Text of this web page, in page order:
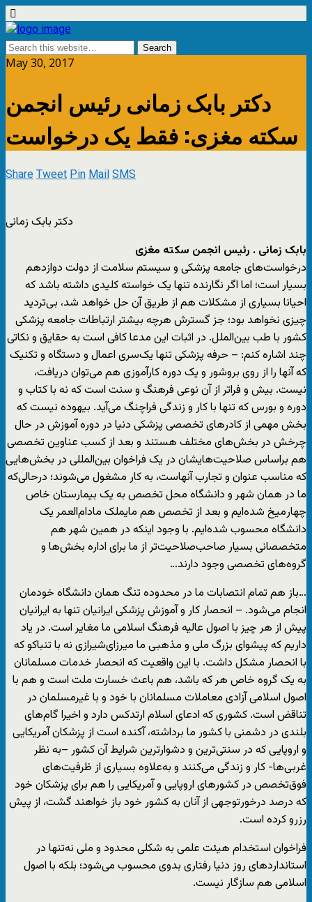
May 30, 2017
دکتر بابک زمانی رئیس انجمن
سکته مغزی: فقط یک درخواست
ShareTweetPinMailSMS
دکتر بابک زمانی
بابک زمانی . رئیس انجمن سکته مغزی
درخواست‌های جامعه پزشکی و سیستم سلامت از دولت دوازدهم
بسیار است؛ اما اگر نگارنده تنها یک خواسته کلیدی داشته باشد که
احیانا بسیاری از مشکلات هم از طریق آن حل خواهد شد، بی‌تردید
چیزی نخواهد بود؛ جز گسترش هرچه بیشتر ارتباطات جامعه پزشکی
کشور با طب بین‌الملل. در اثبات این مدعا کافی است به حقایق و نکاتی
چند اشاره کنم: – حرفه پزشکی تنها یک‌سری اعمال و دستگاه و تکنیک
که آنها را از روی بروشور و یک دوره کارآموزی هم می‌توان دریافت،
نیست. بیش و فراتر از آن نوعی فرهنگ و سنت است که نه با کتاب و
دوره و بورس که تنها با کار و زندگی فراچنگ می‌آید. بیهوده نیست که
بخش مهمی از کادرهای تخصصی پزشکی دنیا در دوره آموزش در حال
چرخش در بخش‌های مختلف هستند و بعد از کسب عناوین تخصصی
هم براساس صلاحیت‌هایشان در یک فراخوان بین‌المللی در بخش‌هایی
که مناسب عنوان و تجارب آنهاست، به کار مشغول می‌شوند؛ درحالی‌که
ما در همان شهر و دانشگاه محل تخصص به یک بیمارستان خاص
چهار‌میخ شده‌ایم و بعد از تخصص هم مایملک مادام‌العمر یک
دانشگاه محسوب شده‌ایم. با وجود اینکه در همین شهر هم
متخصصانی بسیار صاحب‌صلاحیت‌تر از ما برای اداره بخش‌ها و
گروه‌های تخصصی وجود دارند…
…باز هم تمام انتصابات ما در محدوده تنگ همان دانشگاه خودمان
انجام می‌شود. – انحصار کار و آموزش پزشکی ایرانیان تنها به ایرانیان
پیش از هر چیز با اصول عالیه فرهنگ اسلامی ما مغایر است. در یاد
داریم که پیشوای بزرگ ملی و مذهبی ما میرزای‌شیرازی نه با تنباکو که
با انحصار مشکل داشت. با این واقعیت که انحصار خدمات مسلمانان
به یک گروه خاص هر که باشد، هم باعث خسارت ملت است و هم با
اصول اسلامی آزادی معاملات مسلمانان با خود و با غیرمسلمان در
تناقض است. کشوری که ادعای اسلام ارتدکس دارد و اخیرا گام‌های
بلندی در دشمنی با کشور ما برداشته، آکنده است از پزشکان آمریکایی
و اروپایی که در سنتی‌ترین و دشوارترین شرایط آن کشور –به‌ نظر
غربی‌ها- کار و زندگی می‌کنند و به‌علاوه بسیاری از ظرفیت‌های
فوق‌تخصص در کشورهای اروپایی و آمریکایی را هم برای پزشکان خود
که درصد درخور‌توجهی از آنان به کشور خود باز خواهند گشت، از پیش
رزرو کرده است.
فراخوان استخدام هیئت علمی به شکلی محدود و ملی نه‌تنها در
استانداردهای روز دنیا رفتاری بدوی محسوب می‌شود؛ بلکه با اصول
اسلامی هم سازگار نیست.